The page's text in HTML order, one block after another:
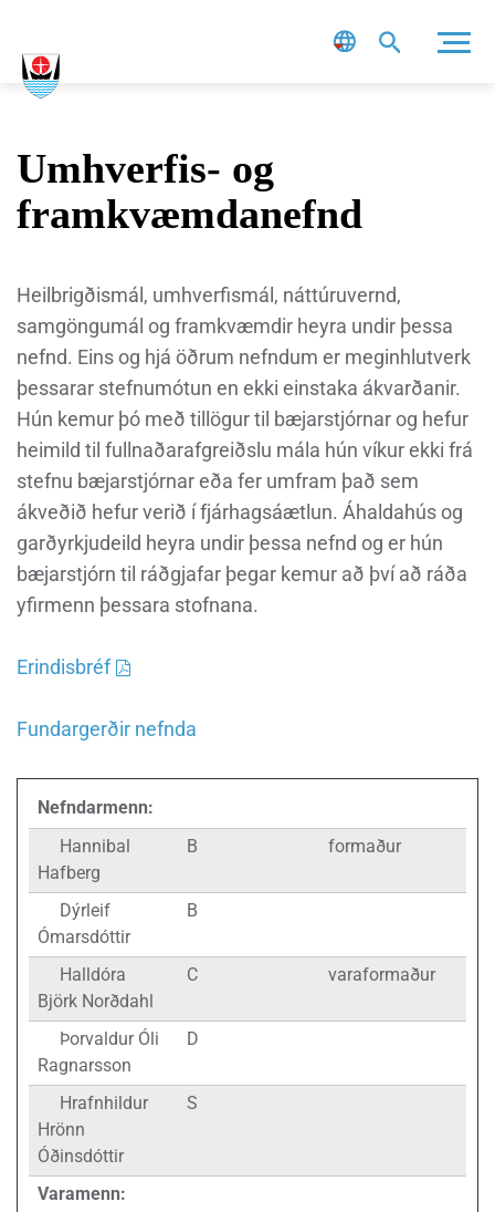
Umhverfis- og
framkvæmdanefnd
Heilbrigðismál, umhverfismál, náttúruvernd,
samgöngumál og framkvæmdir heyra undir þessa
nefnd. Eins og hjá öðrum nefndum er meginhlutverk
þessarar stefnumótun en ekki einstaka ákvarðanir.
Hún kemur þó með tillögur til bæjarstjórnar og hefur
heimild til fullnaðarafgreiðslu mála hún víkur ekki frá
stefnu bæjarstjórnar eða fer umfram það sem
ákveðið hefur verið í fjárhagsáætlun. Áhaldahús og
garðyrkjudeild heyra undir þessa nefnd og er hún
bæjarstjórn til ráðgjafar þegar kemur að því að ráða
yfirmenn þessara stofnana.
Erindisbréf
Fundargerðir nefnda
Nefndarmenn:
Hannibal
Hafberg
B formaður
Dýrleif
Ómarsdóttir
B
Halldóra
Björk Norðdahl
C varaformaður
Þorvaldur Óli
Ragnarsson
D
Hrafnhildur
Hrönn
Óðinsdóttir
S
Varamenn: